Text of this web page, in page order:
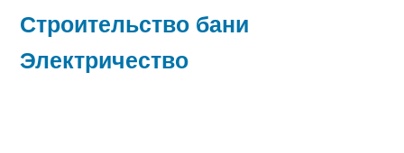
Строительство бани
Электричество